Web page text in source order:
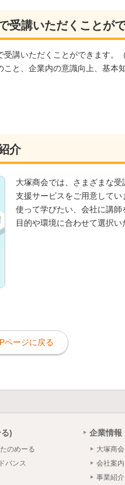
受講いただくことが
講いただくことができます。
と、企業内の意識向上、基本
介
大塚商会では、さまざまな
支援サービスをご用意して
使って学びたい、会社に講
目的や環境に合わせて選択い
ページに戻る
)
のめーる
バンス
企業情報
大塚商
会社案内
事業紹介